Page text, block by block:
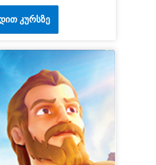
卫没有报仇——即使他有绝佳
愤怒和报复无法成就上帝的旨
本课的圣经故事视频，因为
子来说可能过于激烈。精简版
也请务必预览圣经背景和路标
留余地
他人。
嫉妒纷争，就在何处有扰乱
书1：12（和合本）
კურსზე